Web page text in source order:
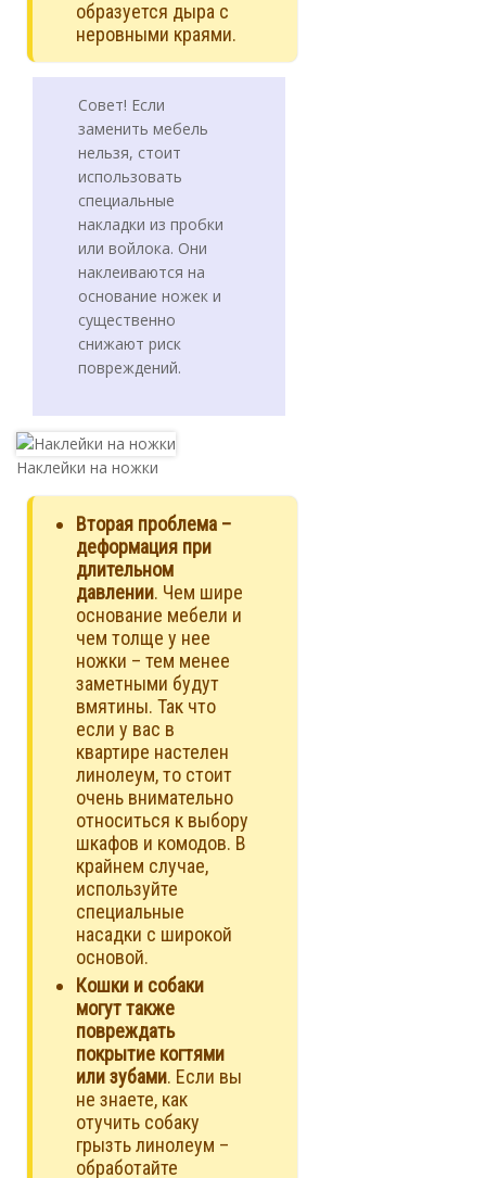
образуется дыра с
неровными краями.
Совет! Если
заменить мебель
нельзя, стоит
использовать
специальные
накладки из пробки
или войлока. Они
наклеиваются на
основание ножек и
существенно
снижают риск
повреждений.
Наклейки на ножки
Вторая проблема –
деформация при
длительном
давлении. Чем шире
основание мебели и
чем толще у нее
ножки – тем менее
заметными будут
вмятины. Так что
если у вас в
квартире настелен
линолеум, то стоит
очень внимательно
относиться к выбору
шкафов и комодов. В
крайнем случае,
используйте
специальные
насадки с широкой
основой.
Кошки и собаки
могут также
повреждать
покрытие когтями
или зубами. Если вы
не знаете, как
отучить собаку
грызть линолеум –
обработайте